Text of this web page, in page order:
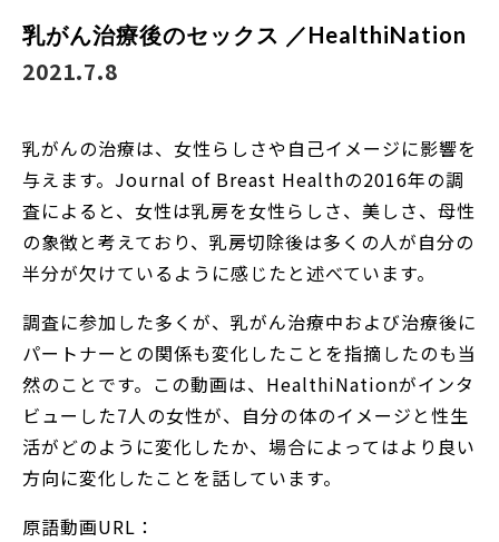
乳がん治療後のセックス ／HealthiNation
2021.7.8
乳がんの治療は、女性らしさや自己イメージに影響を
与えます。Journal of Breast Healthの2016年の調
査によると、女性は乳房を女性らしさ、美しさ、母性
の象徴と考えており、乳房切除後は多くの人が自分の
半分が欠けているように感じたと述べています。
調査に参加した多くが、乳がん治療中および治療後に
パートナーとの関係も変化したことを指摘したのも当
然のことです。この動画は、HealthiNationがインタ
ビューした7人の女性が、自分の体のイメージと性生
活がどのように変化したか、場合によってはより良い
方向に変化したことを話しています。
原語動画URL：